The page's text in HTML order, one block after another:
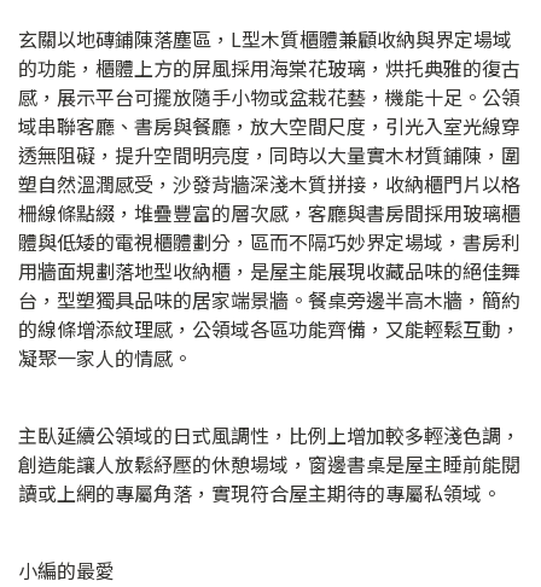
玄關以地磚鋪陳落塵區，L型木質櫃體兼顧收納與界定場域
的功能，櫃體上方的屏風採用海棠花玻璃，烘托典雅的復古
感，展示平台可擺放隨手小物或盆栽花藝，機能十足。公領
域串聯客廳、書房與餐廳，放大空間尺度，引光入室光線穿
透無阻礙，提升空間明亮度，同時以大量實木材質鋪陳，圍
塑自然溫潤感受，沙發背牆深淺木質拼接，收納櫃門片以格
柵線條點綴，堆疊豐富的層次感，客廳與書房間採用玻璃櫃
體與低矮的電視櫃體劃分，區而不隔巧妙界定場域，書房利
用牆面規劃落地型收納櫃，是屋主能展現收藏品味的絕佳舞
台，型塑獨具品味的居家端景牆。餐桌旁邊半高木牆，簡約
的線條增添紋理感，公領域各區功能齊備，又能輕鬆互動，
凝聚一家人的情感。
主臥延續公領域的日式風調性，比例上增加較多輕淺色調，
創造能讓人放鬆紓壓的休憩場域，窗邊書桌是屋主睡前能閱
讀或上網的專屬角落，實現符合屋主期待的專屬私領域。
小編的最愛